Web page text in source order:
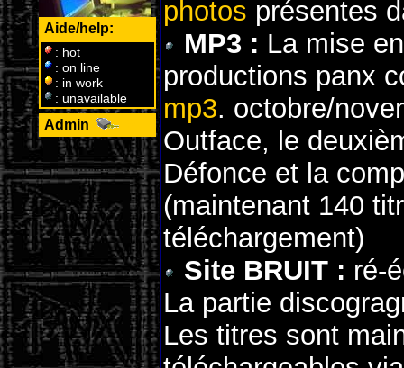
Aide/help:
: hot
: on line
: in work
: unavailable
Admin
photos présentes
MP3 : La mise
productions panx
mp3. octobre/
Outface, le
Défonce et la
(maintenant 140
téléchargement)
Site BRUIT : ré-
La partie
Les titres sont